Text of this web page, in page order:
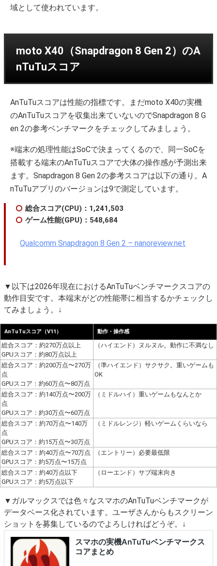
域として使われています。
moto X40（Snapdragon 8 Gen 2）のA
nTuTuスコア
AnTuTuスコアは性能の指標です。まだmoto X40の実機
のAnTuTuスコアを収集出来ていないのでSnapdragon 8 G
en 2の参考ベンチマークをチェックしてみましょう。
※端末の処理性能はSoCで決まってくるので、同一SoCを
搭載する端末のAnTuTuスコアで大体の操作感が予測出来
ます。Snapdragon 8 Gen 2の参考スコアは以下の通り。A
nTuTuアプリのバージョンは9で測定しています。
総合スコア(CPU)：1,241,503
ゲーム性能(GPU)：548,684
Qualcomm Snapdragon 8 Gen 2 – nanoreview.net
▼以下は2026年現在におけるAnTuTuベンチマークスコアの
動作目安です。本端末がどの性能帯に相当するかチェックし
てみましょう。↓
AnTuTuスコア（V11） 動作・操作感
総合スコア：約270万点以上
GPUスコア：約80万点以上
（ハイエンド）ヌルヌル。動作に不満なし
総合スコア：約200万点〜270万
点
GPUスコア：約60万点〜80万点
（準ハイエンド）サクサク。重いゲームも
OK
総合スコア：約140万点〜200万
点
GPUスコア：約30万点〜60万点
（ミドルハイ）重いゲームもなんとか
総合スコア：約70万点〜140万
点
GPUスコア：約15万点〜30万点
（ミドルレンジ）軽いゲームくらいなら
総合スコア：約40万点〜70万点
GPUスコア：約5万点〜15万点
（エントリー）必要最低限
総合スコア：約40万点以下
GPUスコア：約5万点以下
（ローエンド）サブ端末向き
▼ガルマックスでは色々なスマホのAnTuTuベンチマークが
データベース化されています。ユーザさんからもスクリーン
ショットを募集しているのでよろしければどうぞ。↓